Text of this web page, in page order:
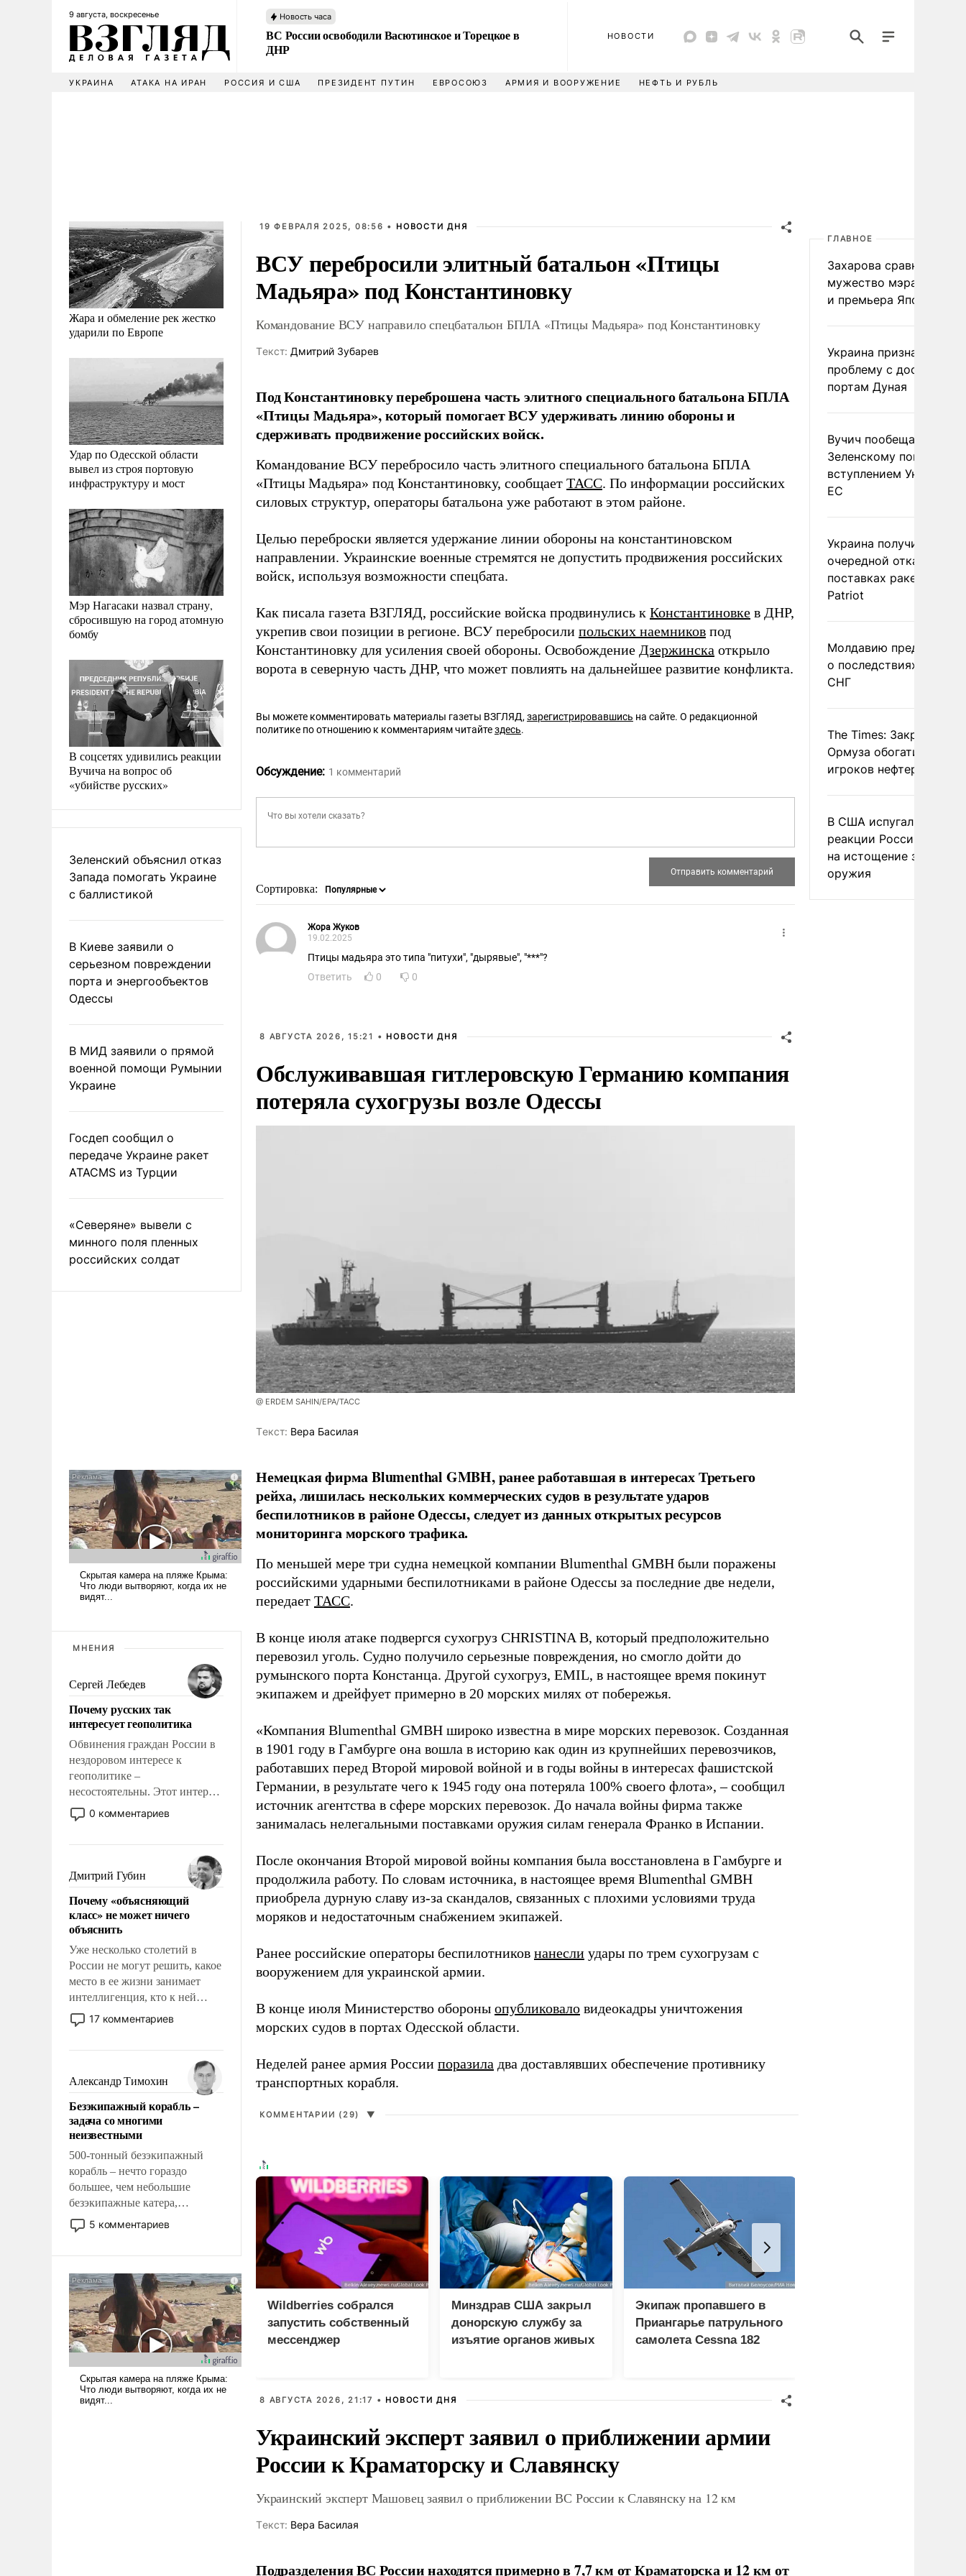
9 августа, воскресенье Новость часа
ВС России освободили Васютинское и Торецкое в
ДНР
НОВОСТИ
УКРАИНА АТАКА НА ИРАН РОССИЯ И США ПРЕЗИДЕНТ ПУТИН ЕВРОСОЮЗ АРМИЯ И ВООРУЖЕНИЕ НЕФТЬ И РУБЛЬ
Жара и обмеление рек жестко
ударили по Европе
Удар по Одесской области
вывел из строя портовую
инфраструктуру и мост
Мэр Нагасаки назвал страну,
сбросившую на город атомную
бомбу
В соцсетях удивились реакции
Вучича на вопрос об
«убийстве русских»
Зеленский объяснил отказ
Запада помогать Украине
с баллистикой
В Киеве заявили о
серьезном повреждении
порта и энергообъектов
Одессы
В МИД заявили о прямой
военной помощи Румынии
Украине
Госдеп сообщил о
передаче Украине ракет
ATACMS из Турции
«Северяне» вывели с
минного поля пленных
российских солдат
МНЕНИЯ
Сергей Лебедев
Почему русских так
интересует геополитика
Обвинения граждан России в
нездоровом интересе к
геополитике –
несостоятельны. Этот интерес
рационален и прагматичен. Он
обусловлен тысячелетним
фундаментальным знанием,
что мировая политика имеет
свойство заявляться на порог
нашего дома.
0 комментариев
Дмитрий Губин
Почему «объясняющий
класс» не может ничего
объяснить
Уже несколько столетий в
России не могут решить, какое
место в ее жизни занимает
интеллигенция, кто к ней
принадлежит, а кого из нее
исключили с правом
чем она отличается от просто
образованных людей. Иногда
казалось, что эти вопросы
решены раз и навсегда, но –
нет, не решены.
17 комментариев
Александр Тимохин
Безэкипажный корабль –
задача со многими
неизвестными
500-тонный безэкипажный
корабль – нечто гораздо
большее, чем небольшие
безэкипажные катера,
применение которых уже
стало обыденностью. Задача по
и ее реализация радикально
поднимет наши боевые
возможности.
5 комментариев
19 ФЕВРАЛЯ 2025, 08:56 • НОВОСТИ ДНЯ
ВСУ перебросили элитный батальон «Птицы
Мадьяра» под Константиновку
Командование ВСУ направило спецбатальон БПЛА «Птицы Мадьяра» под Константиновку
Tекст: Дмитрий Зубарев
Под Константиновку переброшена часть элитного специального батальона БПЛА
«Птицы Мадьяра», который помогает ВСУ удерживать линию обороны и
сдерживать продвижение российских войск.
Командование ВСУ перебросило часть элитного специального батальона БПЛА
«Птицы Мадьяра» под Константиновку, сообщает ТАСС. По информации российских
силовых структур, операторы батальона уже работают в этом районе.
Целью переброски является удержание линии обороны на константиновском
направлении. Украинские военные стремятся не допустить продвижения российских
войск, используя возможности спецбата.
Как писала газета ВЗГЛЯД, российские войска продвинулись к Константиновке в ДНР,
укрепив свои позиции в регионе. ВСУ перебросили польских наемников под
Константиновку для усиления своей обороны. Освобождение Дзержинска открыло
ворота в северную часть ДНР, что может повлиять на дальнейшее развитие конфликта.
Вы можете комментировать материалы газеты ВЗГЛЯД, зарегистрировавшись на сайте. О редакционной
политике по отношению к комментариям читайтездесь.
Обсуждение: 1 комментарий
Сортировка:
Жора Жуков
19.02.2025
Птицы мадьяра это типа "питухи", "дырявые", "***"?
Ответить
0 0
8 АВГУСТА 2026, 15:21 • НОВОСТИ ДНЯ
Обслуживавшая гитлеровскую Германию компания
потеряла сухогрузы возле Одессы
@ ERDEM SAHIN/EPA/ТАСС
Tекст: Вера Басилая
Немецкая фирма Blumenthal GMBH, ранее работавшая в интересах Третьего
рейха, лишилась нескольких коммерческих судов в результате ударов
беспилотников в районе Одессы, следует из данных открытых ресурсов
мониторинга морского трафика.
По меньшей мере три судна немецкой компании Blumenthal GMBH были поражены
российскими ударными беспилотниками в районе Одессы за последние две недели,
передает ТАСС.
В конце июля атаке подвергся сухогруз CHRISTINA B, который предположительно
перевозил уголь. Судно получило серьезные повреждения, но смогло дойти до
румынского порта Констанца. Другой сухогруз, EMIL, в настоящее время покинут
экипажем и дрейфует примерно в 20 морских милях от побережья.
«Компания Blumenthal GMBH широко известна в мире морских перевозок. Созданная
в 1901 году в Гамбурге она вошла в историю как один из крупнейших перевозчиков,
работавших перед Второй мировой войной и в годы войны в интересах фашистской
Германии, в результате чего к 1945 году она потеряла 100% своего флота», – сообщил
источник агентства в сфере морских перевозок. До начала войны фирма также
занималась нелегальными поставками оружия силам генерала Франко в Испании.
После окончания Второй мировой войны компания была восстановлена в Гамбурге и
продолжила работу. По словам источника, в настоящее время Blumenthal GMBH
приобрела дурную славу из-за скандалов, связанных с плохими условиями труда
моряков и недостаточным снабжением экипажей.
Ранее российские операторы беспилотников нанесли удары по трем сухогрузам с
вооружением для украинской армии.
В конце июля Министерство обороны опубликовало видеокадры уничтожения
морских судов в портах Одесской области.
Неделей ранее армия России поразила два доставлявших обеспечение противнику
транспортных корабля.
КОММЕНТАРИИ (29) ▼
Wildberries собрался
запустить собственный
мессенджер
Минздрав США закрыл
донорскую службу за
изъятие органов живых
Экипаж пропавшего в
Приангарье патрульного
самолета Cessna 182
8 АВГУСТА 2026, 21:17 • НОВОСТИ ДНЯ
Украинский эксперт заявил о приближении армии
России к Краматорску и Славянску
Украинский эксперт Машовец заявил о приближении ВС России к Славянску на 12 км
Tекст: Вера Басилая
Подразделения ВС России находятся примерно в 7,7 км от Краматорска и 12 км от
ГЛАВНОЕ
Захарова сравнила
мужество мэра
и премьера Японии
Украина признала
проблему с доступом к
портам Дуная
Вучич пообещал
Зеленскому помочь со
вступлением Украины в
ЕС
Украина получила
очередной отказ в
поставках ракет для
Patriot
Молдавию
о последствиях выхода
СНГ
The Times: Закрытие
Ормуза обогатило
игроков нефтерынка
В США испугались
реакции России и
на истощение запасов
оружия